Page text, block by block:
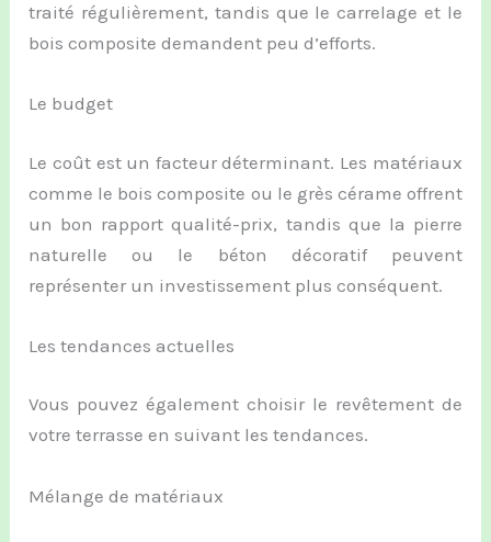
traité régulièrement, tandis que le carrelage et le
bois composite demandent peu d’efforts.
Le budget
Le coût est un facteur déterminant. Les matériaux
comme le bois composite ou le grès cérame offrent
un bon rapport qualité-prix, tandis que la pierre
naturelle ou le béton décoratif peuvent
représenter un investissement plus conséquent.
Les tendances actuelles
Vous pouvez également choisir le revêtement de
votre terrasse en suivant les tendances.
Mélange de matériaux